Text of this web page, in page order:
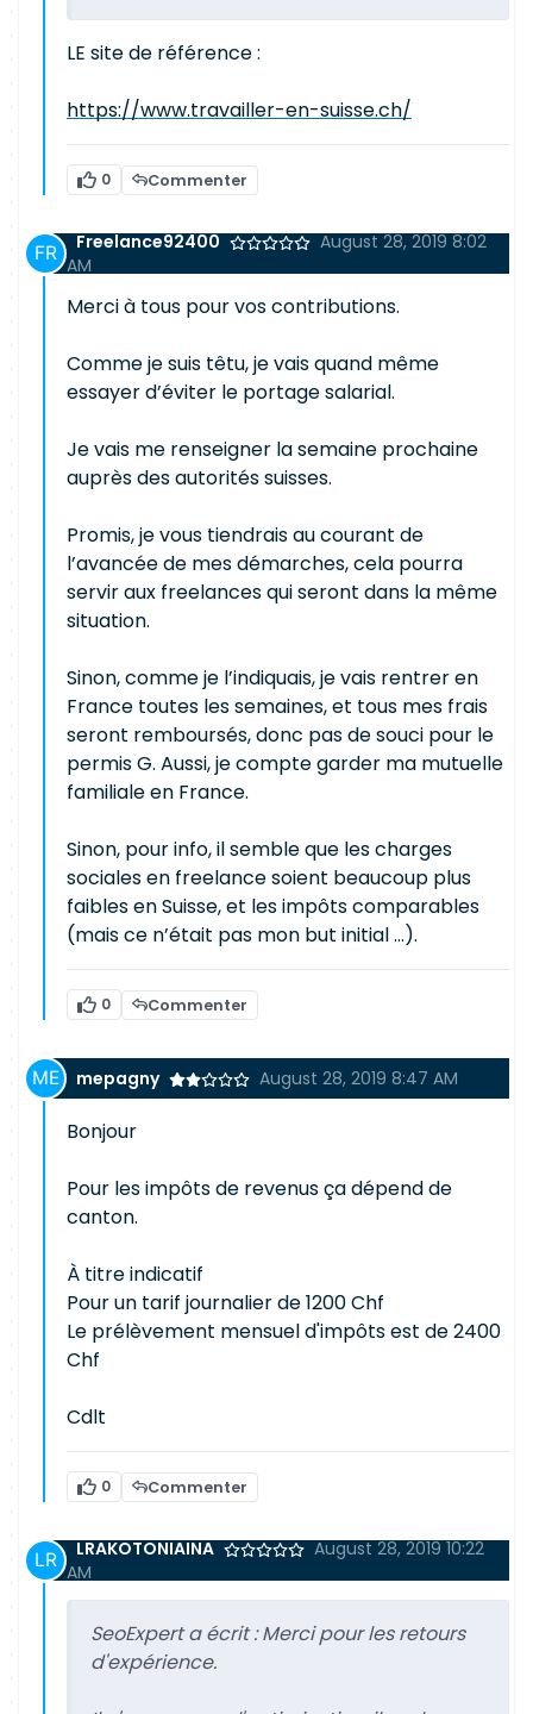
LE site de référence :
https://www.travailler-en-suisse.ch/
0 Commenter
Freelance92400
August 28, 2019 8:02
AM
Merci à tous pour vos contributions.
Comme je suis têtu, je vais quand même
essayer d’éviter le portage salarial.
Je vais me renseigner la semaine prochaine
auprès des autorités suisses.
Promis, je vous tiendrais au courant de
l’avancée de mes démarches, cela pourra
servir aux freelances qui seront dans la même
situation.
Sinon, comme je l’indiquais, je vais rentrer en
France toutes les semaines, et tous mes frais
seront remboursés, donc pas de souci pour le
permis G. Aussi, je compte garder ma mutuelle
familiale en France.
Sinon, pour info, il semble que les charges
sociales en freelance soient beaucoup plus
faibles en Suisse, et les impôts comparables
(mais ce n’était pas mon but initial …).
0 Commenter
mepagny August 28, 2019 8:47 AM
Bonjour
Pour les impôts de revenus ça dépend de
canton.
À titre indicatif
Pour un tarif journalier de 1200 Chf
Le prélèvement mensuel d'impôts est de 2400
Chf
Cdlt
0 Commenter
LRAKOTONIAINA
August 28, 2019 10:22
AM
SeoExpert a écrit :Merci pour les retours
d'expérience.